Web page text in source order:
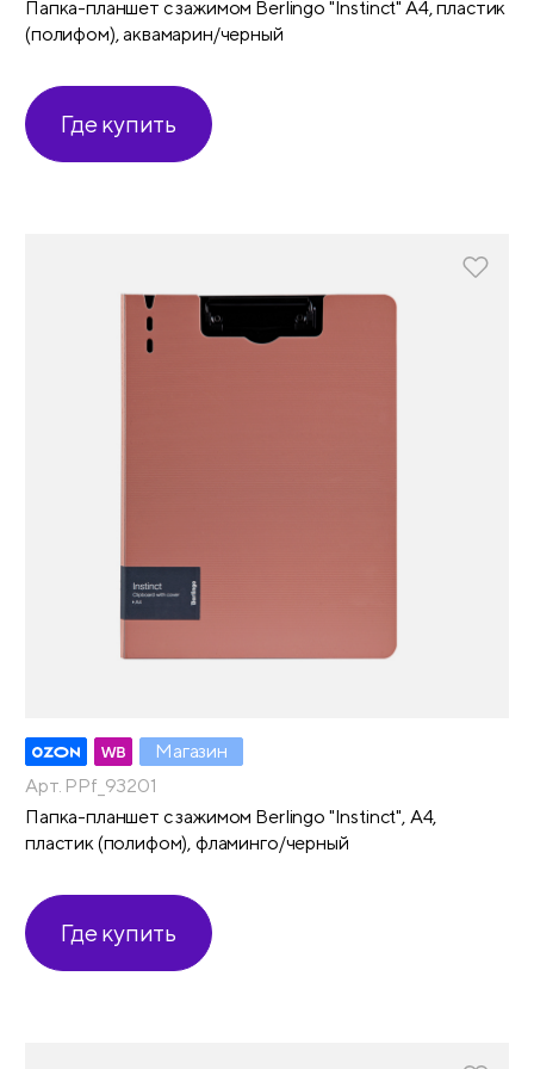
Папка-планшет с зажимом Berlingo "Instinct" А4, пластик
(полифом), аквамарин/черный
Где купить
Магазин
Арт. PPf_93201
Папка-планшет с зажимом Berlingo "Instinct", А4,
пластик (полифом), фламинго/черный
Где купить